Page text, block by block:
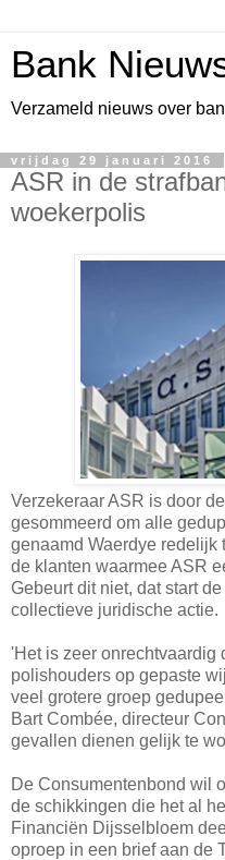
Bank
Verzameld nieuws over
vrijdag 29 januari 2016
ASR in de
woekerpolis
Verzekeraar ASR is door
gesommeerd om alle
genaamd Waerdye redelijk
de klanten waarmee ASR
Gebeurt dit niet, dat start
collectieve juridische actie.
'Het is zeer onrechtvaardig
polishouders op gepaste
veel grotere groep
Bart Combée, directeur
gevallen dienen gelijk te
De Consumentenbond wil
de schikkingen die het al
Financiën Dijsselbloem
oproep in een brief aan de